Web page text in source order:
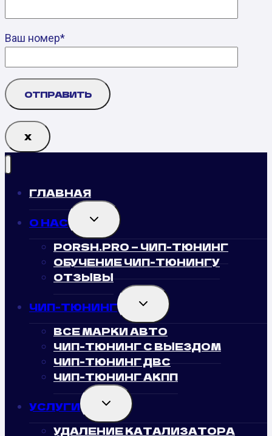
Ваш номер*
Х
ГЛАВНАЯ
О НАС TOGGLE
CHILD
MENU
PORSH.PRO — ЧИП-ТЮНИНГ
ОБУЧЕНИЕ ЧИП-ТЮНИНГУ
ОТЗЫВЫ
ЧИП-ТЮНИНГ TOGGLE
CHILD
MENU
ВСЕ МАРКИ АВТО
ЧИП-ТЮНИНГ С ВЫЕЗДОМ
ЧИП-ТЮНИНГ ДВС
ЧИП-ТЮНИНГ АКПП
УСЛУГИ TOGGLE
CHILD
MENU
УДАЛЕНИЕ КАТАЛИЗАТОРА